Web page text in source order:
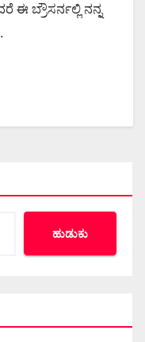
ಈ ಬ್ರೌಸರ್ನಲ್ಲಿ ನನ್ನ
ಹುಡುಕು